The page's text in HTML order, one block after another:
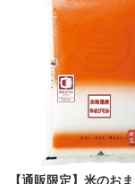
【通販限定】米のお